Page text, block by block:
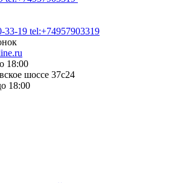
33-19 tel:+74957903319
18:00
шоссе 37с24
18:00